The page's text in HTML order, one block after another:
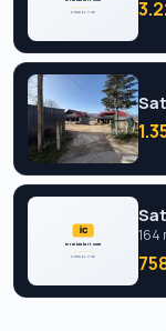
164